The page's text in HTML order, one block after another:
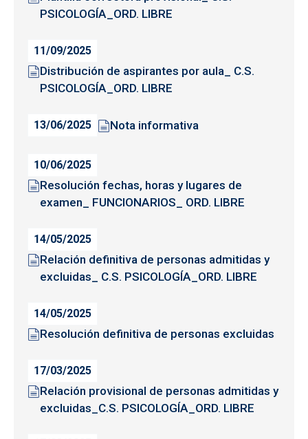
PSICOLOGÍA_ORD. LIBRE
11/09/2025
Distribución de aspirantes por aula_ C.S.
PSICOLOGÍA_ORD. LIBRE
13/06/2025 Nota informativa
10/06/2025
Resolución fechas, horas y lugares de
examen_ FUNCIONARIOS_ ORD. LIBRE
14/05/2025
Relación definitiva de personas admitidas y
excluidas_ C.S. PSICOLOGÍA_ORD. LIBRE
14/05/2025
Resolución definitiva de personas excluidas
17/03/2025
Relación provisional de personas admitidas y
excluidas_C.S. PSICOLOGÍA_ORD. LIBRE